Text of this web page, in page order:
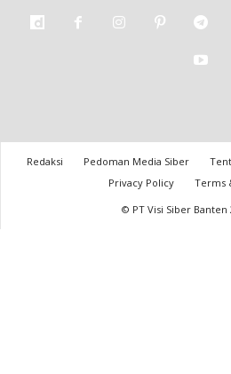
Redaksi Pedoman Media Siber
Privacy Policy
Terms
© PT Visi Siber Banten